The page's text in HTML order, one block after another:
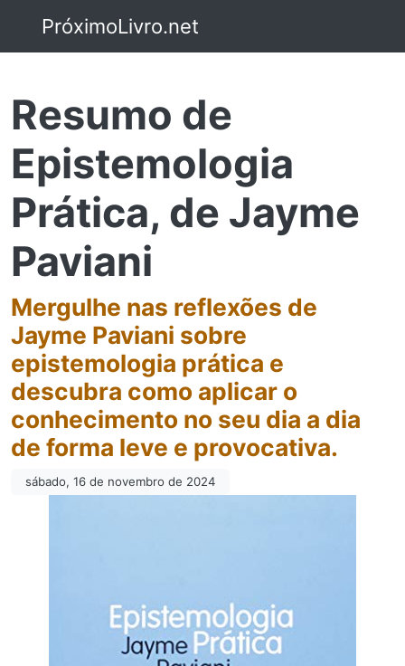
PróximoLivro.net
Resumo de
Epistemologia
Prática, de Jayme
Paviani
Mergulhe nas reflexões de
Jayme Paviani sobre
epistemologia prática e
descubra como aplicar o
conhecimento no seu dia a dia
de forma leve e provocativa.
sábado, 16 de novembro de 2024